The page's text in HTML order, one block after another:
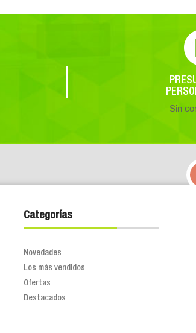
Sin
Categorías
Novedades
Los más vendidos
Ofertas
Destacados